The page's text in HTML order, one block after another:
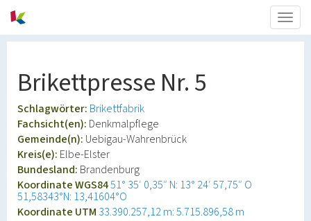
Brikettpresse Nr. 5
Schlagwörter: Brikettfabrik
Fachsicht(en): Denkmalpflege
Gemeinde(n): Uebigau-Wahrenbrück
Kreis(e): Elbe-Elster
Bundesland: Brandenburg
Koordinate WGS8451° 35′ 0,35″ N: 13° 24′ 57,75″ O
51,58343°N: 13,41604°O
Koordinate UTM 33.390.257,12 m: 5.715.896,58 m